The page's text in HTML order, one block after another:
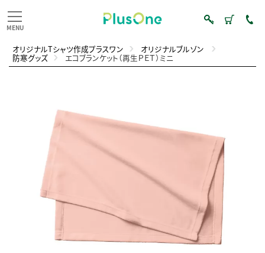
オリジナルTシャツ作成プラスワン オリジナルブルゾン
防寒グッズ エコブランケット（再生ＰＥＴ）ミニ